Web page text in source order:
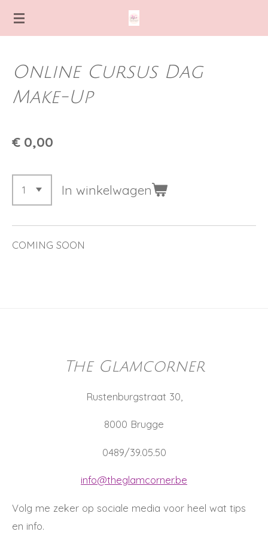
Ga
deOnline Cursus Dag
Make-Up
€ 0,00
In winkelwagen
COMING SOON
The Glamcorner
Rustenburgstraat 30,
8000 Brugge
0489/39.05.50
info@theglamcorner.be
Volg me zeker op sociale media voor heel wat tips
en info.